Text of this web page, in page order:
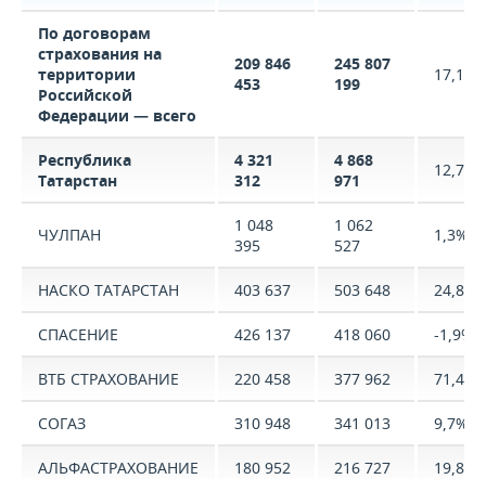
По договорам
страхования на
территории
Российской
Федерации — всего
209 846
453
245 807
199
17,1%
Республика
Татарстан
4 321
312
4 868
971
12,7%
ЧУЛПАН
1 048
395
1 062
527
1,3%
НАСКО ТАТАРСТАН 403 637 503 648 24,8%
СПАСЕНИЕ 426 137 418 060 -1,9%
ВТБ СТРАХОВАНИЕ 220 458 377 962 71,4%
СОГАЗ 310 948 341 013 9,7%
АЛЬФАСТРАХОВАНИЕ 180 952 216 727 19,8%